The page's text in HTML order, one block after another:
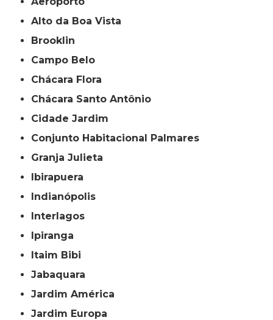
Alto da Boa Vista
Brooklin
Campo Belo
Chácara Flora
Chácara Santo Antônio
Cidade Jardim
Conjunto Habitacional Palmares
Granja Julieta
Ibirapuera
Indianópolis
Interlagos
Ipiranga
Itaim Bibi
Jabaquara
Jardim América
Jardim Europa